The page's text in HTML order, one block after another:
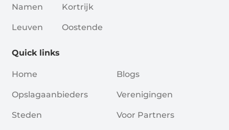
Namen
Leuven
Kortrijk
Oostende
Quick links
Home
Opslagaanbieders
Steden
Blogs
Verenigingen
Voor Partners